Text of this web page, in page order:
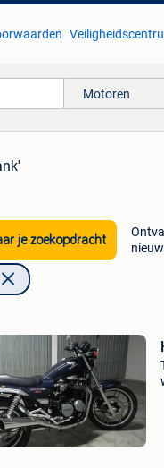
Motoren
je zoekopdracht